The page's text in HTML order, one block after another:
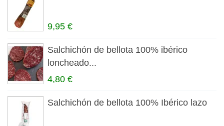
9,95 €
Salchichón de bellota 100% ibérico
loncheado...
4,80 €
Salchichón de bellota 100% Ibérico lazo